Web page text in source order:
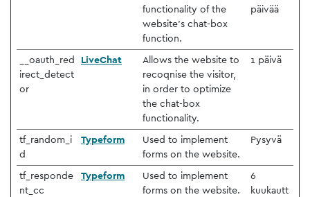
functionality of the
website's chat-box
function.
päivää
__oauth_red
irect_detect
or
LiveChat
Allows the website to
recoqnise the visitor,
in order to optimize
the chat-box
functionality.
1 päivä
tf_random_i
d
Typeform
Used to implement
forms on the website.
Pysyvä
tf_responde
nt_cc
Typeform
Used to implement
forms on the website.
6
kuukautt